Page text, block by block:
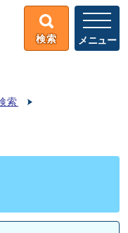
検索 メニュー
索